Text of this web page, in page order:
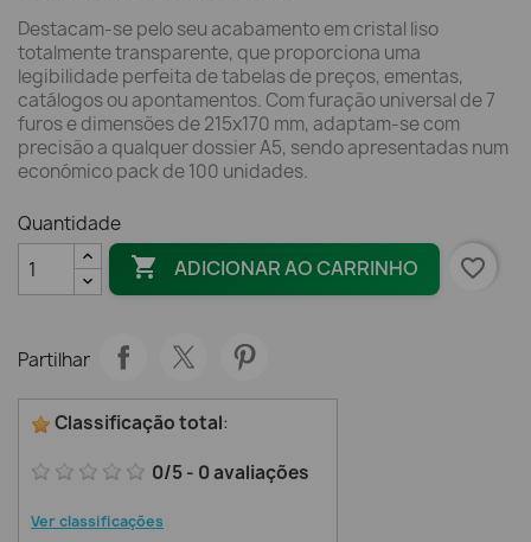
Destacam-se pelo seu acabamento em cristal liso
totalmente transparente, que proporciona uma
legibilidade perfeita de tabelas de preços, ementas,
catálogos ou apontamentos. Com furação universal de 7
furos e dimensões de 215x170 mm, adaptam-se com
precisão a qualquer dossier A5, sendo apresentadas num
económico pack de 100 unidades.
Quantidade
 ADICIONAR AO CARRINHO favorite_border
Partilhar
Classificação total:
0/5- 0avaliações
Ver classificações